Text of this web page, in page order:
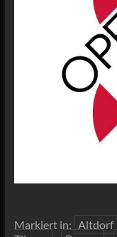
Markiert in: Altdorf